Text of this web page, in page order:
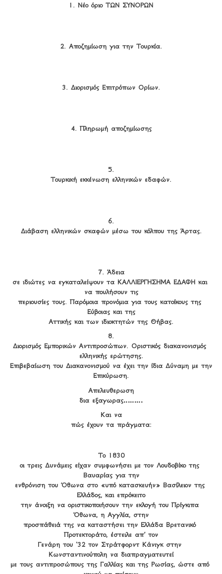
1. Νέο όριο ΤΩΝ ΣΥΝΟΡΩΝ
2. Αποζημίωση για την Τουρκία.
3. Διορισμός Επιτρόπων Ορίων.
4. Πληρωμή αποζημίωσης
5.
Τουρκική εκκένωση ελληνικών εδαφών.
6.
Διάβαση ελληνικών σκαφών μέσω του κόλπου της Άρτας.
7. Άδεια
σε ιδιώτες να εγκαταλείψουν τα ΚΑΛΛΙΕΡΓΗΣΗΜΑ ΕΔΑΦΗ και
να πουλήσουν τις
περιουσίες τους. Παρόμοια προνόμια για τους κατοίκους της
Εύβοιας και της
Αττικής και των ιδιοκτητών της Θήβας.
8.
Διορισμός Εμπορικών Αντιπροσώπων. Οριστικός διακανονισμός
ελληνικής ερώτησης.
Επιβεβαίωση του Διακανονισμού να έχει την ίδια Δύναμη με την
Επικύρωση.
Απελευθερωση
δια εξαγωρας………
Και να
πώς έχουν τα πράγματα:
Το 1830
οι τρεις Δυνάμεις είχαν συμφωνήσει με τον Λουδοβίκο της
Βαυαρίας για την
ενθρόνιση του Όθωνα στο «υπό κατασκευήν» Βασίλειον της
Ελλάδος, και επρόκειτο
την άνοιξη να οριστικοποιήσουν την εκλογή του Πρίγκιπα
Όθωνα, η Αγγλία, στην
προσπάθειά της να καταστήσει την Ελλάδα Βρετανικό
Προτεκτοράτο, έστειλε απ’ τον
Γενάρη του ‘32 τον Στράτφορντ Κάνιγκ στην
Κωνσταντινούπολη να διαπραγματευτεί
με τους αντιπροσώπους της Γαλλίας και της Ρωσίας, ώστε από